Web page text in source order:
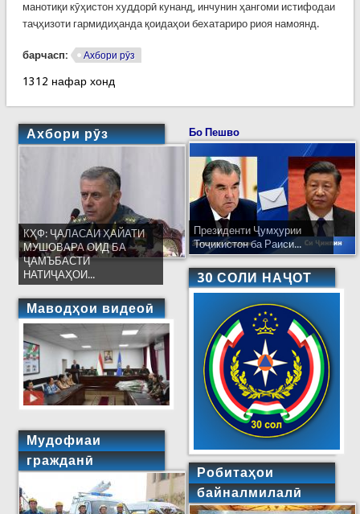
манотиқи кӯҳистон худдорӣ кунанд, инчунин ҳангоми истифодаи
таҷҳизоти гармидиҳанда қоидаҳои бехатариро риоя намоянд.
барчасп: Ахбори рӯз
1312 нафар хонд
Ахбори рӯз
КҲФ: ҶАЛАСАИ ҲАЙАТИ
МУШОВАРА ОИД БА
ҶАМЪБАСТИ
НАТИҶАҲОИ...
Маводҳои видеоӣ
Мудофиаи
гражданӣ
Бо Пешво
Президенти Ҷумҳурии
Тоҷикистон ба Раиси...
30 СОЛИ НАҶОТ
Робитаҳои
байналмилалӣ